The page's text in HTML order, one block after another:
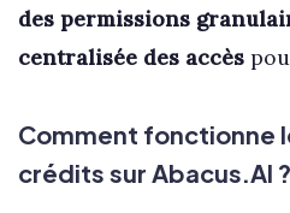
des permissions
centralisée des accès
Comment fonctionne
crédits sur Abacus.AI ?